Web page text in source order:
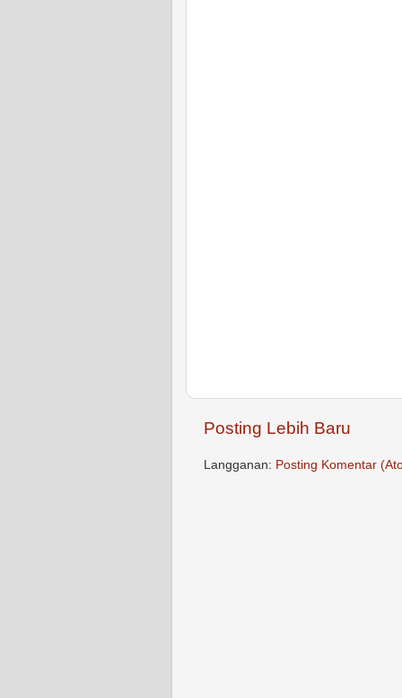
Posting Lebih Baru
Langganan: Posting Komentar